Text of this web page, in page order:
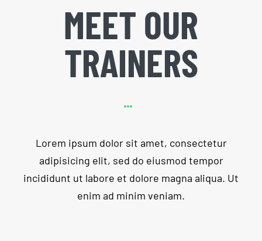
MEET OUR
TRAINERS
Lorem ipsum dolor sit amet, consectetur
adipisicing elit, sed do eiusmod tempor
incididunt ut labore et dolore magna aliqua. Ut
enim ad minim veniam.